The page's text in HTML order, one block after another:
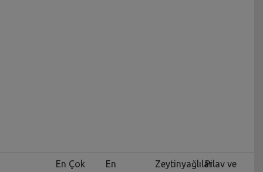
En Çok
En
ZeytinyağlılarPilav ve